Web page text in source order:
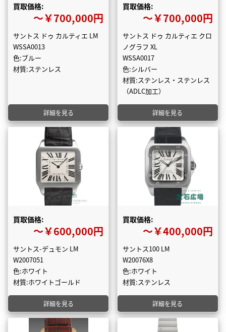
買取価格:
〜￥700,000円
サントス ドゥ カルティエ LM
WSSA0013
色:ブルー
材質:ステンレス
詳細を見る
買取価格:
〜￥700,000円
サントス ドゥ カルティエ クロ
ノグラフ XL
WSSA0017
色:シルバー
材質:ステンレス・ステンレス
（ADLC加工）
詳細を見る
買取価格:
〜￥600,000円
サントス-デュモン LM
W2007051
色:ホワイト
材質:ホワイトゴールド
詳細を見る
買取価格:
〜￥400,000円
サントス100 LM
W20076X8
色:ホワイト
材質:ステンレス
詳細を見る